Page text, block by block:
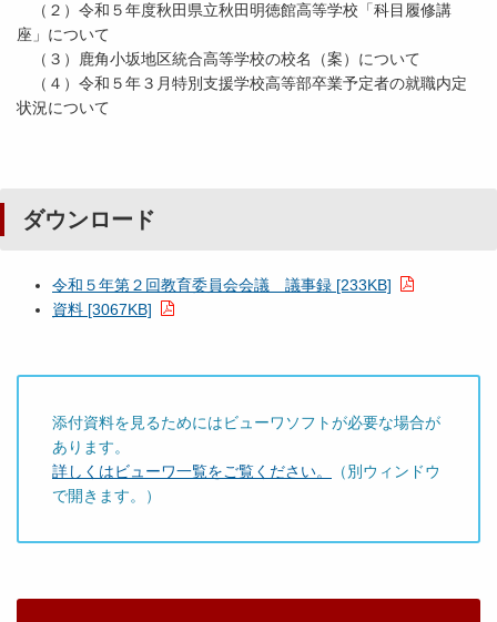
（２）令和５年度秋田県立秋田明徳館高等学校「科目履修講
座」について
（３）鹿角小坂地区統合高等学校の校名（案）について
（４）令和５年３月特別支援学校高等部卒業予定者の就職内定
状況について
ダウンロード
令和５年第２回教育委員会会議 議事録 [233KB]
資料 [3067KB]
添付資料を見るためにはビューワソフトが必要な場合が
あります。
詳しくはビューワ一覧をご覧ください。
（別ウィンドウ
で開きます。）